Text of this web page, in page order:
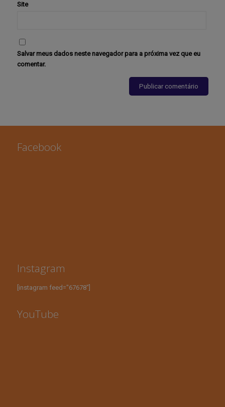
Site
Salvar meus dados neste navegador para a próxima vez que eu
comentar.
Facebook
Instagram
[instagram feed="67678"]
YouTube